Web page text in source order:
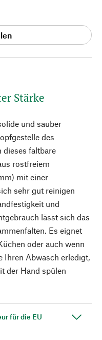
Stärke
und sauber
des
dieses faltbare
rostfreiem
mit einer
sehr gut reinigen
und
lässt sich das
Es eignet
oder auch wenn
Ihren Abwasch erledigt,
der Hand spülen
für die EU